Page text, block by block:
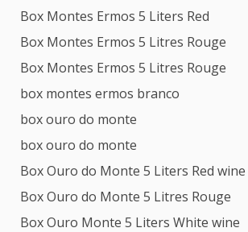
Box Montes Ermos 5 Liters Red
Box Montes Ermos 5 Litres Rouge
Box Montes Ermos 5 Litres Rouge
box montes ermos branco
box ouro do monte
box ouro do monte
Box Ouro do Monte 5 Liters Red wine
Box Ouro do Monte 5 Litres Rouge
Box Ouro Monte 5 Liters White wine